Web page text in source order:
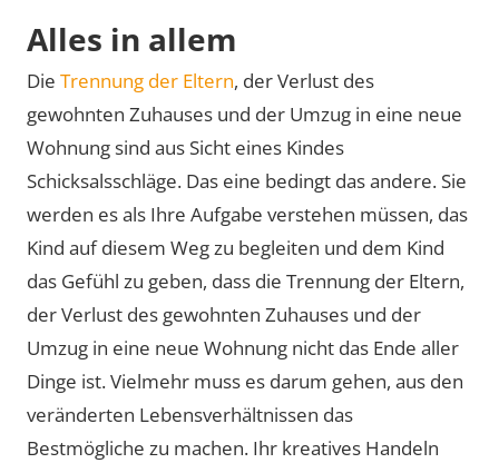
Alles in allem
Die Trennung der Eltern, der Verlust des
gewohnten Zuhauses und der Umzug in eine neue
Wohnung sind aus Sicht eines Kindes
Schicksalsschläge. Das eine bedingt das andere. Sie
werden es als Ihre Aufgabe verstehen müssen, das
Kind auf diesem Weg zu begleiten und dem Kind
das Gefühl zu geben, dass die Trennung der Eltern,
der Verlust des gewohnten Zuhauses und der
Umzug in eine neue Wohnung nicht das Ende aller
Dinge ist. Vielmehr muss es darum gehen, aus den
veränderten Lebensverhältnissen das
Bestmögliche zu machen. Ihr kreatives Handeln